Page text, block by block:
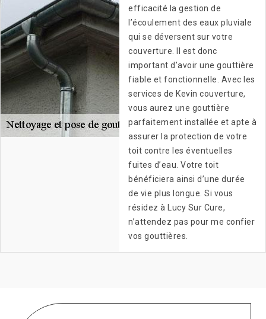
efficacité la gestion de
l’écoulement des eaux pluviale
qui se déversent sur votre
couverture. Il est donc
important d’avoir une gouttière
fiable et fonctionnelle. Avec les
services de Kevin couverture,
vous aurez une gouttière
parfaitement installée et apte à
assurer la protection de votre
toit contre les éventuelles
fuites d’eau. Votre toit
bénéficiera ainsi d’une durée
de vie plus longue. Si vous
résidez à Lucy Sur Cure,
n’attendez pas pour me confier
vos gouttières.